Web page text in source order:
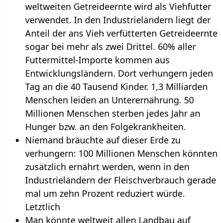
weltweiten Getreideernte wird als Viehfutter
verwendet. In den Industrieländern liegt der
Anteil der ans Vieh verfütterten Getreideernte
sogar bei mehr als zwei Drittel. 60% aller
Futtermittel-Importe kommen aus
Entwicklungsländern. Dort verhungern jeden
Tag an die 40 Tausend Kinder. 1,3 Milliarden
Menschen leiden an Unterernährung. 50
Millionen Menschen sterben jedes Jahr an
Hunger bzw. an den Folgekrankheiten.
Niemand bräuchte auf dieser Erde zu
verhungern: 100 Millionen Menschen könnten
zusätzlich ernährt werden, wenn in den
Industrieländern der Fleischverbrauch gerade
mal um zehn Prozent reduziert würde.
Letztlich
Man könnte weltweit allen Landbau auf